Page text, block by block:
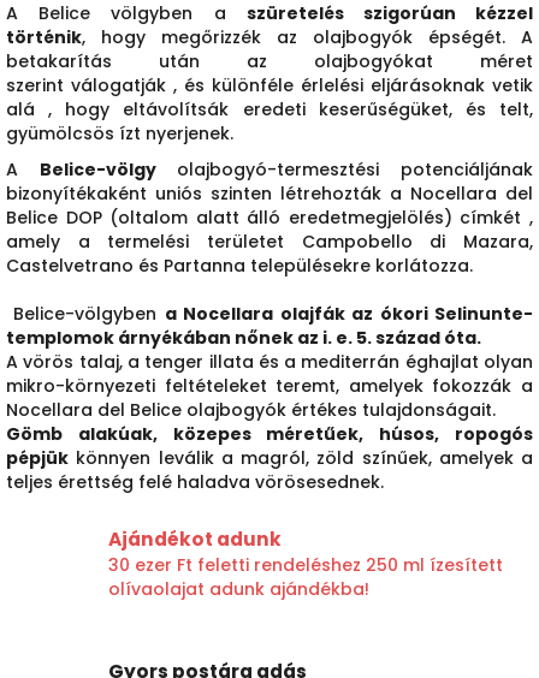
A Belice völgyben a szüretelés szigorúan kézzel
történik, hogy megőrizzék az olajbogyók épségét. A
betakarítás után az olajbogyókat méret
szerint válogatják , és különféle érlelési eljárásoknak vetik
alá, hogy eltávolítsák eredeti keserűségüket, és telt,
gyümölcsös ízt nyerjenek.
A Belice-völgyolajbogyó-termesztési potenciáljának
bizonyítékaként uniós szinten létrehozták a Nocellara del
Belice DOP (oltalom alatt álló eredetmegjelölés) címkét ,
amely a termelési területet Campobello di Mazara,
Castelvetrano és Partanna településekre korlátozza.
Belice-völgyben a Nocellara olajfák az ókori Selinunte-
templomok árnyékában nőnek az i. e. 5. század óta.
A vörös talaj, a tenger illata és a mediterrán éghajlat olyan
mikro-környezeti feltételeket teremt, amelyek fokozzák a
Nocellara del Belice olajbogyók értékes tulajdonságait.
Gömb alakúak, közepes méretűek, húsos, ropogós
pépjük könnyen leválik a magról, zöld színűek, amelyek a
teljes érettség felé haladva vörösesednek.
Ajándékot adunk
30 ezer Ft feletti rendeléshez 250 ml ízesített
olívaolajat adunk ajándékba!
Gyors postára adás